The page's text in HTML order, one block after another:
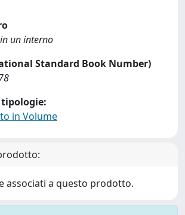
un interno
Standard Book Number)
in Volume
associati a questo prodotto.